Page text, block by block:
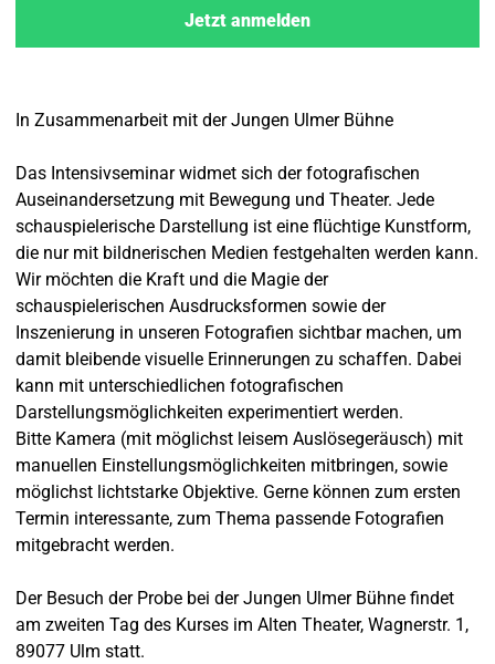
Jetzt anmelden
In Zusammenarbeit mit der Jungen Ulmer Bühne
Das Intensivseminar widmet sich der fotografischen
Auseinandersetzung mit Bewegung und Theater. Jede
schauspielerische Darstellung ist eine flüchtige Kunstform,
die nur mit bildnerischen Medien festgehalten werden kann.
Wir möchten die Kraft und die Magie der
schauspielerischen Ausdrucksformen sowie der
Inszenierung in unseren Fotografien sichtbar machen, um
damit bleibende visuelle Erinnerungen zu schaffen. Dabei
kann mit unterschiedlichen fotografischen
Darstellungsmöglichkeiten experimentiert werden.
Bitte Kamera (mit möglichst leisem Auslösegeräusch) mit
manuellen Einstellungsmöglichkeiten mitbringen, sowie
möglichst lichtstarke Objektive. Gerne können zum ersten
Termin interessante, zum Thema passende Fotografien
mitgebracht werden.
Der Besuch der Probe bei der Jungen Ulmer Bühne findet
am zweiten Tag des Kurses im Alten Theater, Wagnerstr. 1,
89077 Ulm statt.